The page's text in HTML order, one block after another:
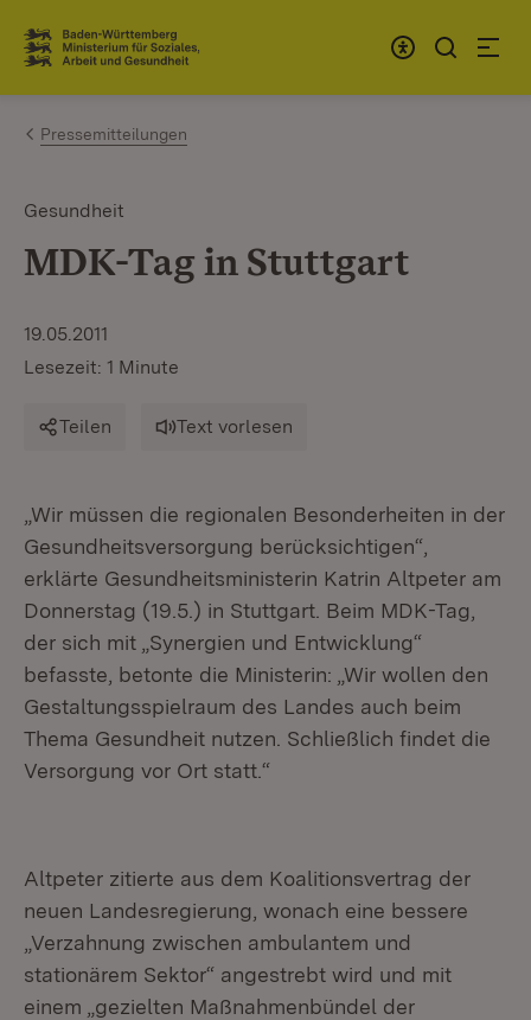
Zum Inhalt springen
Link zur Startseite
Pressemitteilungen
Gesundheit
MDK-Tag in Stuttgart
19.05.2011
Lesezeit: 1 Minute
Teilen Text vorlesen
„Wir müssen die regionalen Besonderheiten in der
Gesundheitsversorgung berücksichtigen“,
erklärte Gesundheitsministerin Katrin Altpeter am
Donnerstag (19.5.) in Stuttgart. Beim MDK-Tag,
der sich mit „Synergien und Entwicklung“
befasste, betonte die Ministerin: „Wir wollen den
Gestaltungsspielraum des Landes auch beim
Thema Gesundheit nutzen. Schließlich findet die
Versorgung vor Ort statt.“
Altpeter zitierte aus dem Koalitionsvertrag der
neuen Landesregierung, wonach eine bessere
„Verzahnung zwischen ambulantem und
stationärem Sektor“ angestrebt wird und mit
einem „gezielten Maßnahmenbündel der